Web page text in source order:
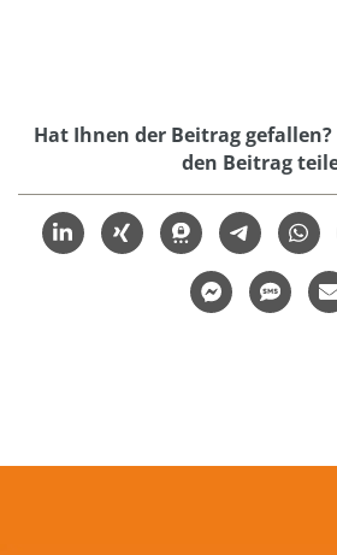
Hat Ihnen der Beitrag
den Beitrag